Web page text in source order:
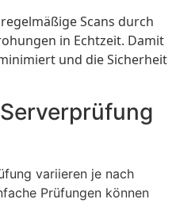
Scans durch
in Echtzeit. Damit
und die Sicherheit
variieren je nach
Prüfungen können